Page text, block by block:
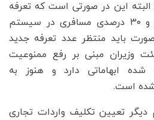
این در صورتی است که تعرفه
۱۵ درصدی واردات تجاری و ۳۰ درصدی مسافری در سیستم
باید منتظر عدد تعرفه جدید
وزیران مبنی بر رفع ممنوعیت
شده ابهاماتی دارد و هنوز به
است.
دیگر تعیین تکلیف واردات تجاری